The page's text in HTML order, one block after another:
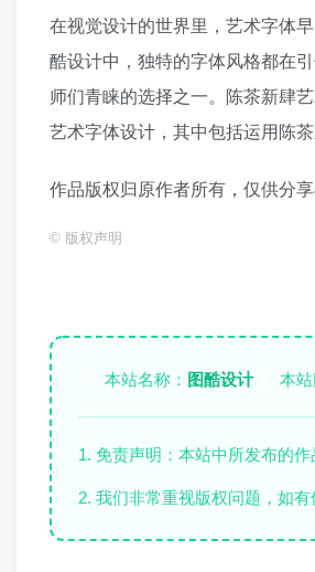
在视觉设计的世界里，艺术字体
酷设计中，独特的字体风格都在
师们青睐的选择之一。陈茶新肆
艺术字体设计，其中包括运用陈
作品版权归原作者所有，仅供分
© 版权声明
本站名称： 图酷设计 本站
1. 免责声明：本站中所发布的
2. 我们非常重视版权问题，如